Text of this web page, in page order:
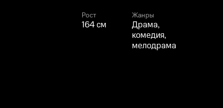
Рост
164 см
Жанры
Драма,
комедия,
мелодрама